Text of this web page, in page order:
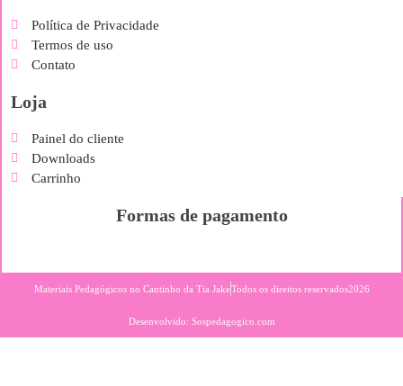
Política de Privacidade
Termos de uso
Contato
Loja
Painel do cliente
Downloads
Carrinho
Formas de pagamento
Materiais Pedagógicos no Cantinho da Tia JakeTodos os direitos reservados2026
Desenvolvido: Sospedagogico.com